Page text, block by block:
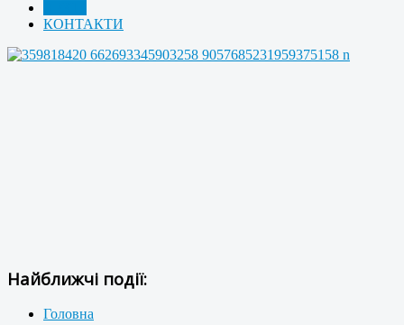
КОНТАКТИ
Найближчі події:
Головна